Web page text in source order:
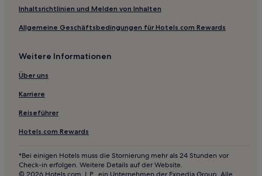
Hotels nahe Radical Parque
Enseada do Gancho: Hotels
Hotels nahe Olho de Boi Beach
Hotels nahe Shopping Park Lagos Mall
Hotels nahe Orla Bardot
Manguinhos: Hotels
Hotels nahe Praia Tucuns
Búzios Hotels
Peró: Hotels
Inhaltsrichtlinien und Melden von Inhalten
Allgemeine Geschäftsbedingungen für Hotels.com Rewards
Weitere Informationen
Über uns
Karriere
Reiseführer
Hotels.com Rewards
*Bei einigen Hotels muss die Stornierung mehr als 24 Stunden vor
Check-in erfolgen. Weitere Details auf der Website.